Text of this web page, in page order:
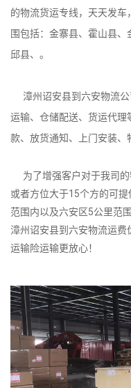
的物流货运专线，天天发
围包括：金寨县、霍山县
邱县、。
漳州诏安县到六安物流公
运输、仓储配送、货运代
款、放货通知、上门安装、
为了增强客户对于我司的
或者方位大于15个方的可
范围内以及六安区5公里范
漳州诏安县到六安物流运
运输险运输更放心！